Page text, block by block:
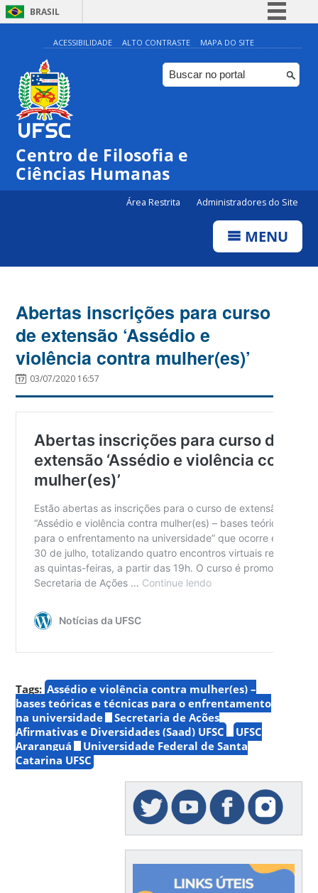
BRASIL
Simplifique!
Comunica BR
Participe
ACESSIBILIDADE ALTO CONTRASTE MAPA DO SITE
Centro de Filosofia e
Ciências Humanas
Área Restrita Administradores do Site
MENU
Abertas inscrições para curso
de extensão ‘Assédio e
violência contra mulher(es)’
03/07/2020 16:57
Tags: Assédio e violência contra mulher(es) –
bases teóricas e técnicas para o enfrentamento
na universidade
Secretaria de Ações
Afirmativas e Diversidades (Saad) UFSC
UFSC
Araranguá
Universidade Federal de Santa
Catarina UFSC